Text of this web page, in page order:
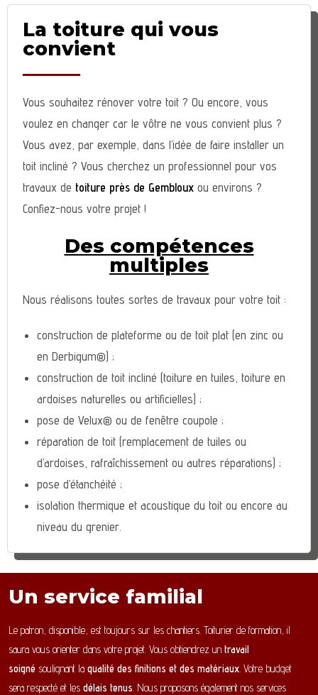
La toiture qui vous
convient
Vous souhaitez rénover votre toit ? Ou encore, vous
voulez en changer car le vôtre ne vous convient plus ?
Vous avez, par exemple, dans l’idée de faire installer un
toit incliné ? Vous cherchez un professionnel pour vos
travaux de toiture près de Gemblouxou environs ?
Confiez-nous votre projet !
Des compétences
multiples
Nous réalisons toutes sortes de travaux pour votre toit :
construction de plateforme ou de toit plat (en zinc ou
en Derbigum®) ;
construction de toit incliné (toiture en tuiles, toiture en
ardoises naturelles ou artificielles) ;
pose de Velux® ou de fenêtre coupole ;
réparation de toit (remplacement de tuiles ou
d’ardoises, rafraîchissement ou autres réparations) ;
pose d’étanchéité ;
isolation thermique et acoustique du toit ou encore au
niveau du grenier.
Un service familial
Le patron, disponible, est toujours sur les chantiers. Toiturier de formation, il
saura vous orienter dans votre projet. Vous obtiendrez un travail
soigné soulignant la qualité des finitions et des matériaux . Votre budget
sera respecté et les délais tenus . Nous proposons également nos services